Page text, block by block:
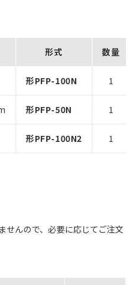
形式 数量
形PFP-100N 1
形PFP-50N 1
形PFP-100N2 1
せんので、必要に応じてご注文